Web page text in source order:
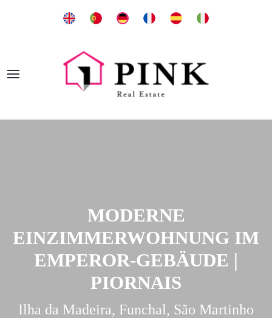
MODERNE
EINZIMMERWOHNUNG IM
EMPEROR-GEBÄUDE |
PIORNAIS
Ilha da Madeira, Funchal, São Martinho